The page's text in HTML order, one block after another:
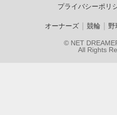
プライバシーポリ
オーナーズ｜ 競輪 野
© NET
All Rights